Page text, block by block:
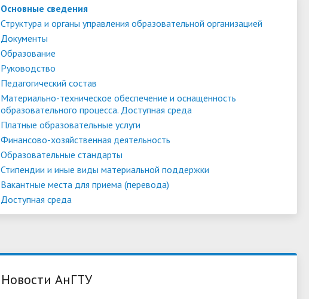
Основные сведения
Структура и органы управления образовательной организацией
Документы
Образование
Руководство
Педагогический состав
Материально-техническое обеспечение и оснащенность
образовательного процесса. Доступная среда
Платные образовательные услуги
Финансово-хозяйственная деятельность
Образовательные стандарты
Стипендии и иные виды материальной поддержки
Вакантные места для приема (перевода)
Доступная среда
Новости АнГТУ